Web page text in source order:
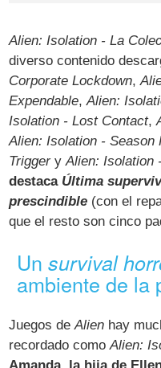
Alien: Isolation - La
diverso contenido
Corporate Lockdown,
Expendable,Alien:
Isolation - Lost Contact,
Alien: Isolation - Season
TriggeryAlien: Isolation
destaca Última
prescindible (con el
que el resto son cinco
Unsurvival
ambiente de la
Juegos deAlien hay
recordado comoAlien: